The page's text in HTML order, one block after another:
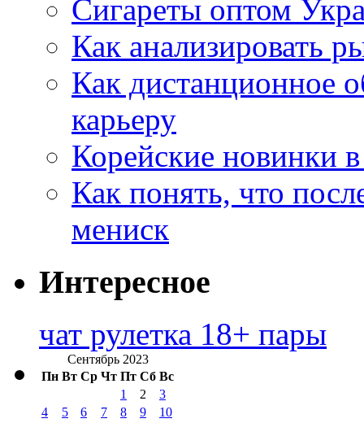
Сигареты оптом
Как анализировать
Как дистанционное
карьеру
Корейские новинки
Как понять, что
мениск
Интересное
чат рулетка 18+ пары
Сентябрь 2023
Пн Вт Ср Чт Пт Сб Вс
1 2
3
4
5 6 7 8 9
10